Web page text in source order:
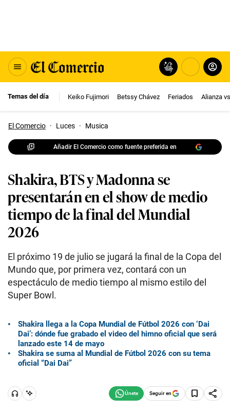
Temas del día Keiko Fujimori Betssy Chávez Feriados Alianza
El Comercio · Luces · Musica
Añadir El Comercio como fuente preferida en
Shakira, BTS y Madonna se
presentarán en el show de medio
tiempo de la final del Mundial
2026
El próximo 19 de julio se jugará la final de la Copa del
Mundo que, por primera vez, contará con un
espectáculo de medio tiempo al mismo estilo del
Super Bowl.
Shakira llega a la Copa Mundial de Fútbol 2026 con ‘Dai
Dai’: dónde fue grabado el video del himno oficial que será
lanzado este 14 de mayo
Shakira se suma al Mundial de Fútbol 2026 con su tema
oficial “Dai Dai”
Seguir en